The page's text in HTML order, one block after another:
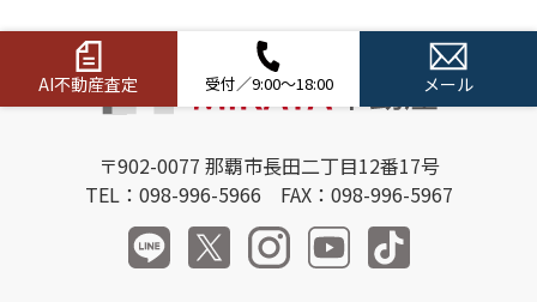
AI不動産査定 受付／9:00～18:00 メール
〒902-0077 那覇市長田二丁目12番17号
TEL：098-996-5966 FAX：098-996-5967